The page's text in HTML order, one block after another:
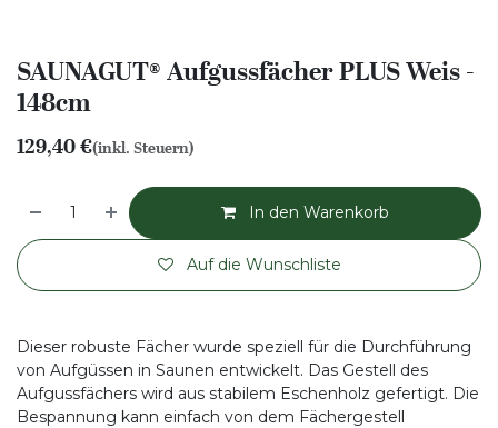
SAUNAGUT® Aufgussfächer PLUS Weis -
148cm
129,40€(inkl. Steuern)
In den Warenkorb
Auf die Wunschliste
Dieser robuste Fächer wurde speziell für die Durchführung
von Aufgüssen in Saunen entwickelt. Das Gestell des
Aufgussfächers wird aus stabilem Eschenholz gefertigt. Die
Bespannung kann einfach von dem Fächergestell